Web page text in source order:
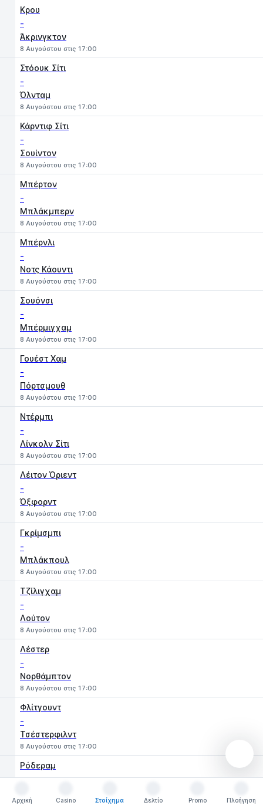
Κρου
-
Άκρινγκτον
8 Αυγούστου στις 17:00
Στόουκ Σίτι
-
Όλνταμ
8 Αυγούστου στις 17:00
Κάρντιφ Σίτι
-
Σουίντον
8 Αυγούστου στις 17:00
Μπέρτον
-
Μπλάκμπερν
8 Αυγούστου στις 17:00
Μπέρνλι
-
Νοτς Κάουντι
8 Αυγούστου στις 17:00
Σουόνσι
-
Μπέρμιγχαμ
8 Αυγούστου στις 17:00
Γουέστ Χαμ
-
Πόρτσμουθ
8 Αυγούστου στις 17:00
Ντέρμπι
-
Λίνκολν Σίτι
8 Αυγούστου στις 17:00
Λέιτον Όριεντ
-
Όξφορντ
8 Αυγούστου στις 17:00
Γκρίμσμπι
-
Μπλάκπουλ
8 Αυγούστου στις 17:00
Τζίλιγχαμ
-
Λούτον
8 Αυγούστου στις 17:00
Λέστερ
-
Νορθάμπτον
8 Αυγούστου στις 17:00
Φλίτγουντ
-
Τσέστερφιλντ
8 Αυγούστου στις 17:00
Ρόδεραμ
-
8 Αυγούστου στις 19:30
Αρχική
Casino
Στοίχημα
Δελτίο
Promo
Πλοήγηση